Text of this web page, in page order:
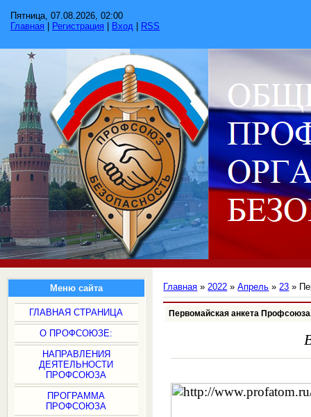
Пятница, 07.08.2026, 02:00
Главная
Регистрация Вход RSS
Меню сайта
ГЛАВНАЯ СТРАНИЦА
О ПРОФСОЮЗЕ:
НАПРАВЛЕНИЯ
ДЕЯТЕЛЬНОСТИ
ПРОФСОЮЗА
ПРОГРАММА
ПРОФСОЮЗА
Главная »2022 » Апрель » 23 »
Первомайская анкета